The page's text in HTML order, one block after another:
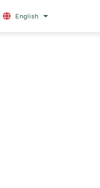
English List additional